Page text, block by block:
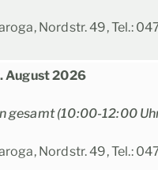
Nordstr. 49, Tel.:
August 2026
gesamt (10:00-12:00
Nordstr. 49, Tel.: